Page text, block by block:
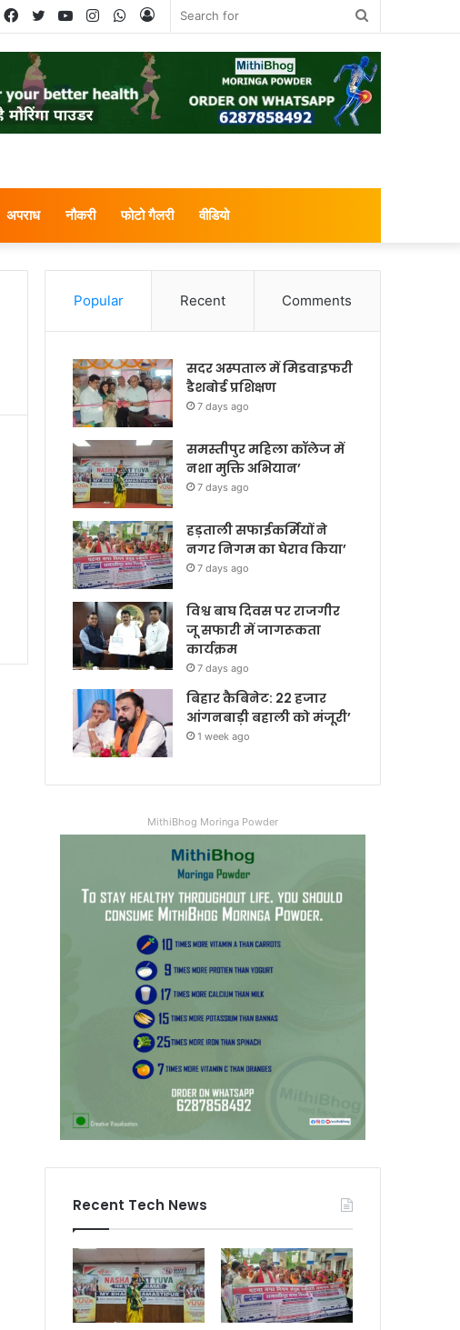
Log
WhatsApp
Instagram
YouTube
Twitter
Facebook
अपराध नौकरी फोटो गैलरी वीडियो
Popular Recent Comments
सदर अस्पताल में मिडवाइफरी
डैशबोर्ड प्रशिक्षण
7 days ago
समस्तीपुर महिला कॉलेज में
नशा मुक्ति अभियान’
7 days ago
हड़ताली सफाईकर्मियों ने
नगर निगम का घेराव किया’
7 days ago
विश्व बाघ दिवस पर राजगीर
जू सफारी में जागरूकता
कार्यक्रम
7 days ago
बिहार कैबिनेट: 22 हजार
आंगनबाड़ी बहाली को मंजूरी’
1 week ago
MithiBhog Moringa Powder
Recent Tech News